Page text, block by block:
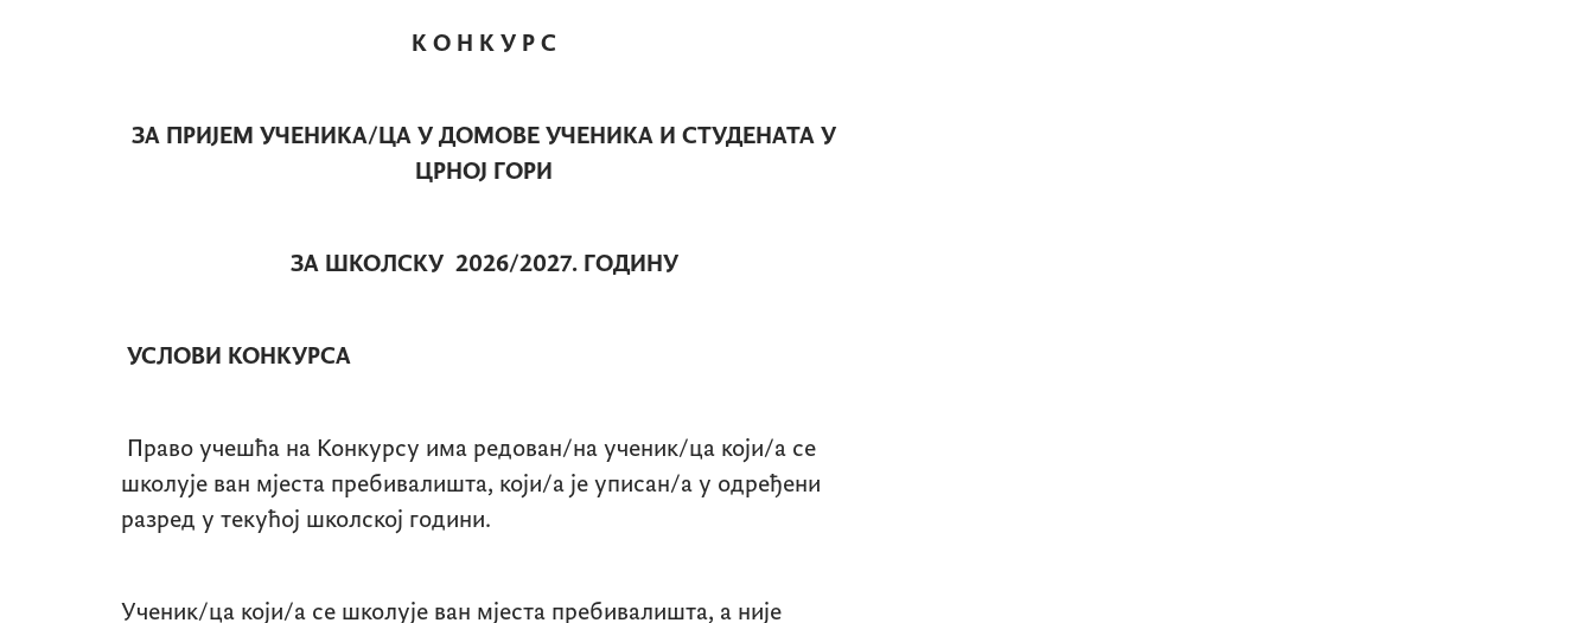
К О Н К У Р С
ЗА ПРИЈЕМ УЧЕНИКА/ЦА У ДОМОВЕ УЧЕНИКА И СТУДЕНАТА У
ЦРНОЈ ГОРИ
ЗА ШКОЛСКУ 2026/2027. ГОДИНУ
УСЛОВИ КОНКУРСА
Право учешћа на Конкурсу има редован/на ученик/ца који/а се
школује ван мјеста пребивалишта, који/а је уписан/а у одређени
разред у текућој школској години.
Ученик/ца који/а се школује ван мјеста пребивалишта, а није